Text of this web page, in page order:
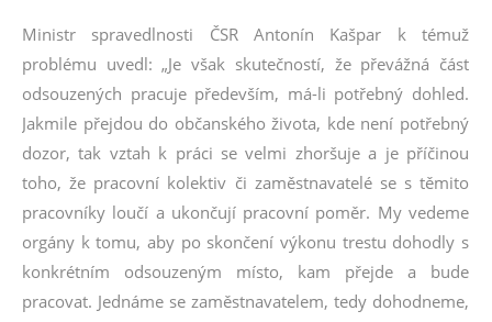
Ministr spravedlnosti ČSR Antonín Kašpar k témuž
problému uvedl: „Je však skutečností, že převážná část
odsouzených pracuje především, má-li potřebný dohled.
Jakmile přejdou do občanského života, kde není potřebný
dozor, tak vztah k práci se velmi zhoršuje a je příčinou
toho, že pracovní kolektiv či zaměstnavatelé se s těmito
pracovníky loučí a ukončují pracovní poměr. My vedeme
orgány k tomu, aby po skončení výkonu trestu dohodly s
konkrétním odsouzeným místo, kam přejde a bude
pracovat. Jednáme se zaměstnavatelem, tedy dohodneme,